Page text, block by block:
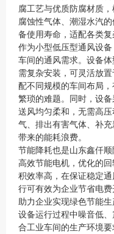
腐工艺与优质防腐材质
腐蚀性气体、潮湿水汽
备使用寿命，适配各类复
作为小型低压型通风设
车间的通风需求。设备
需复杂安装，可灵活放
配不同规模的车间布局
繁琐的难题。同时，设
送风均匀柔和，无需高
气、排出有害气体、补
带来的能耗浪费。
节能降耗也是山东鑫仟
高效节能电机，优化的
积效率高，在保证稳定
行可有效为企业节省电
助力企业实现绿色节能生
设备运行过程中噪音低
合工业车间的生产环境